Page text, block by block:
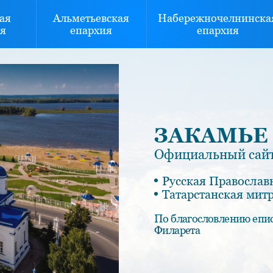
Альметьевская
епархия
епархия
Официальный
Русская
Татарстанская
По благословлению
Филарета